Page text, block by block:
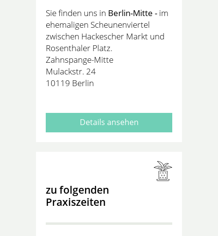
Sie finden uns in Berlin-Mitte - im
ehemaligen Scheunenviertel
zwischen Hackescher Markt und
Rosenthaler Platz.
Zahnspange-Mitte
Mulackstr. 24
10119 Berlin
Details ansehen
zu folgenden
Praxiszeiten